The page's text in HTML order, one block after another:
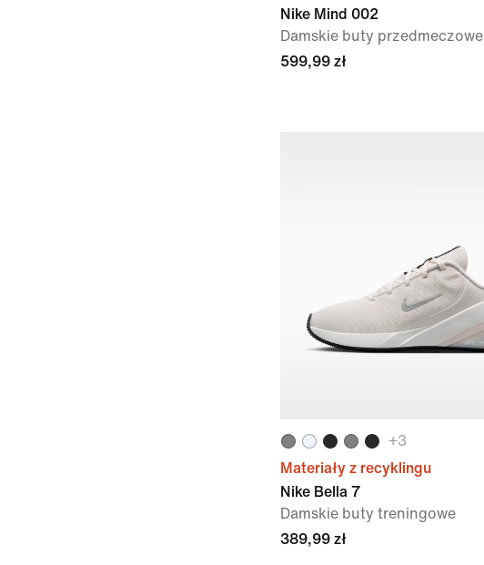
Nike Mind 002
Damskie buty przedmeczowe
599,99 zł
+3
Materiały z recyklingu
Nike Bella 7
Damskie buty treningowe
389,99 zł